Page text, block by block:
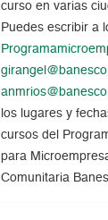
curso en varias
Puedes escribir a
los lugares y
cursos del
para
Comunitaria